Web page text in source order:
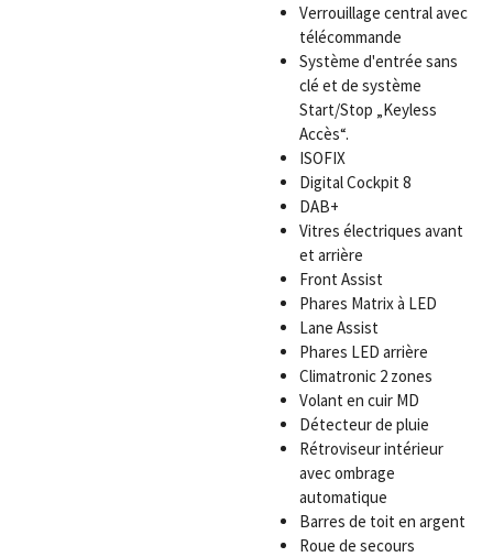
Verrouillage central avec
télécommande
Système d'entrée sans
clé et de système
Start/Stop „Keyless
Accès“.
ISOFIX
Digital Cockpit 8
DAB+
Vitres électriques avant
et arrière
Front Assist
Phares Matrix à LED
Lane Assist
Phares LED arrière
Climatronic 2 zones
Volant en cuir MD
Détecteur de pluie
Rétroviseur intérieur
avec ombrage
automatique
Barres de toit en argent
Roue de secours